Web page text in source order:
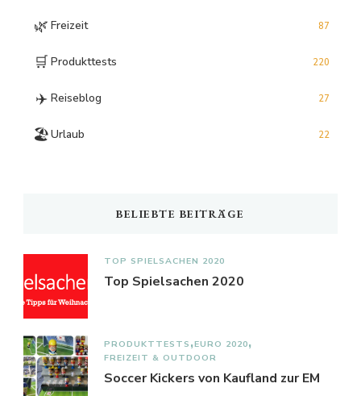
🌿 Freizeit 87
🛒 Produkttests 220
✈️ Reiseblog 27
🏖️Urlaub 22
BELIEBTE BEITRÄGE
TOP SPIELSACHEN 2020
Top Spielsachen 2020
PRODUKTTESTS EURO 2020
FREIZEIT & OUTDOOR
Soccer Kickers von Kaufland zur EM